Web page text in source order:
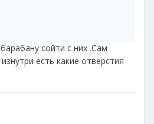
сойти с них .Сам
есть какие отверстия